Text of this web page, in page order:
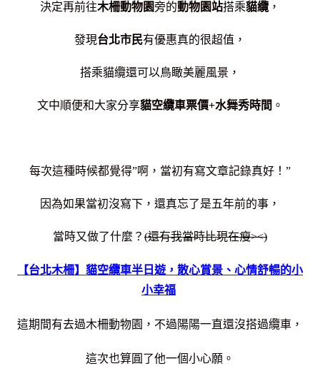
決定再前往木柵動物園旁的動物園站搭乘貓纜 ，
發現台北市民有優惠真的很超值，
搭乘貓纜還可以鳥瞰美麗風景，
文中順便和大家分享貓空纜車票價+水舞秀時間 。
每次這種時候都覺得”啊，當初有寫文章記錄真好！”
因為如果當初沒寫下，還真忘了是五年前的事，
當時又做了什麼？ (還有我當時比現在瘦><)
【台北木柵】貓空纜車半日遊，散心賞景、心情舒暢的小
小幸福
這期間有去過木柵動物園，不過陽陽一直還沒搭過纜車，
這次也算圓了他一個小心願。